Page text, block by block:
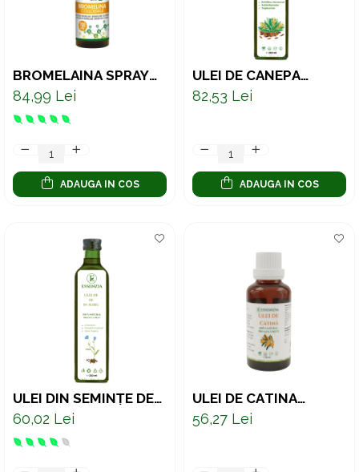
BROMELAINĂ SPRAY
COLOIDAL ACTIV –
SUPORT PENTRU
DIGESTIE, CONFORT ȘI
VITALITATE, 150 ML
84,99 Lei
ADAUGA IN COS
ULEI DE CÂNEPĂ
PRESAT LA RECE –
SURSĂ NATURALĂ DE
82,53 Lei
ADAUGA IN COS
ULEI DIN SEMINȚE DE
IN AURIU PRESAT LA
RECE – SUPORT
NATURAL PENTRU
INIMĂ ȘI DIGESTIE 250
60,02 Lei
ULEI DE CĂTINĂ
PRESAT LA RECE –
SUPORT NATURAL
56,27 Lei